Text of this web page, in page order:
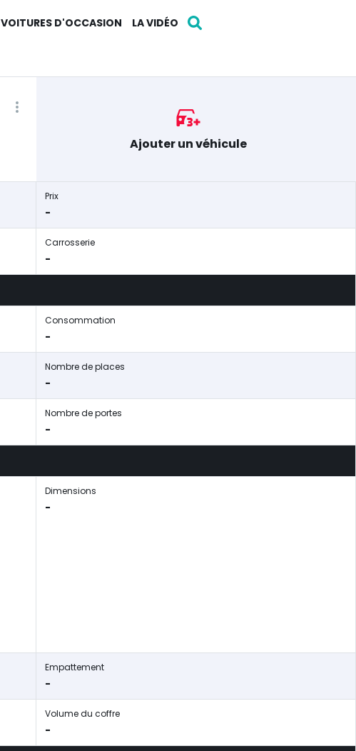
VOITURES D'OCCASION LA VIDÉO
Ajouter un véhicule
Prix
-
Carrosserie
-
Consommation
-
Nombre de places
-
Nombre de portes
-
Dimensions
-
Empattement
-
Volume du coffre
-